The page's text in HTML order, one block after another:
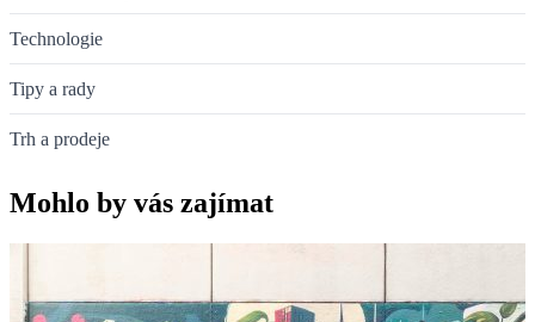
Technologie
Tipy a rady
Trh a prodeje
Mohlo by vás zajímat